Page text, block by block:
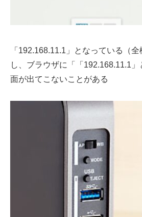
「192.168.11.1」となっている（
し、ブラウザに「「192.168.11.1
面が出てこないことがある